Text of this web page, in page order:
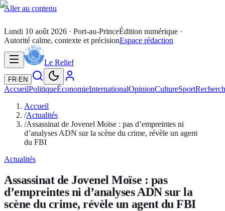
Aller au contenu
Lundi 10 août 2026 · Port-au-PrinceÉdition numérique ·
Autorité calme, contexte et précisionEspace rédaction
Le Relief
FR· EN
AccueilPolitiqueÉconomieInternationalOpinionCultureSport
Accueil
/Actualités
/Assassinat de Jovenel Moïse : pas d’empreintes ni
d’analyses ADN sur la scène du crime, révèle un agent
du FBI
Actualités
Assassinat de Jovenel Moïse : pas
d’empreintes ni d’analyses ADN sur la
scène du crime, révèle un agent du FBI